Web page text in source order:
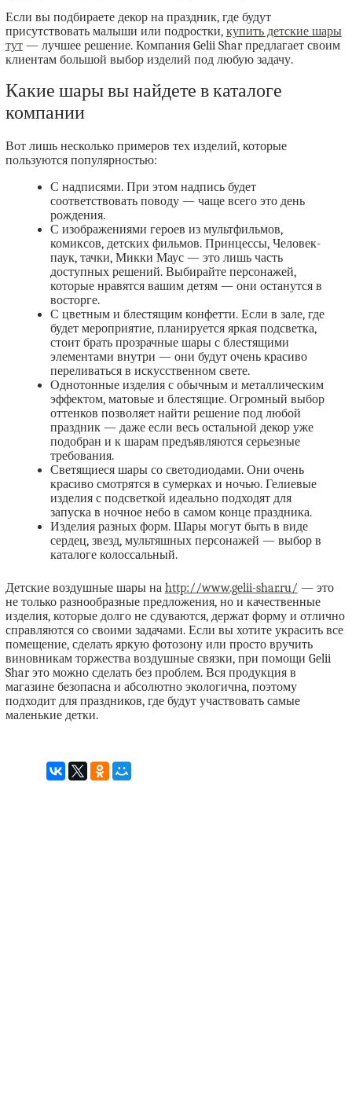
Если вы подбираете декор на праздник, где будут
присутствовать малыши или подростки, купить детские шары
тут— лучшее решение. Компания Gelii Shar предлагает своим
клиентам большой выбор изделий под любую задачу.
Какие шары вы найдете в каталоге
компании
Вот лишь несколько примеров тех изделий, которые
пользуются популярностью:
С надписями. При этом надпись будет
соответствовать поводу — чаще всего это день
рождения.
С изображениями героев из мультфильмов,
комиксов, детских фильмов. Принцессы, Человек-
паук, тачки, Микки Маус — это лишь часть
доступных решений. Выбирайте персонажей,
которые нравятся вашим детям — они останутся в
восторге.
С цветным и блестящим конфетти. Если в зале, где
будет мероприятие, планируется яркая подсветка,
стоит брать прозрачные шары с блестящими
элементами внутри — они будут очень красиво
переливаться в искусственном свете.
Однотонные изделия с обычным и металлическим
эффектом, матовые и блестящие. Огромный выбор
оттенков позволяет найти решение под любой
праздник — даже если весь остальной декор уже
подобран и к шарам предъявляются серьезные
требования.
Светящиеся шары со светодиодами. Они очень
красиво смотрятся в сумерках и ночью. Гелиевые
изделия с подсветкой идеально подходят для
запуска в ночное небо в самом конце праздника.
Изделия разных форм. Шары могут быть в виде
сердец, звезд, мультяшных персонажей — выбор в
каталоге колоссальный.
Детские воздушные шары на http://www.gelii-shar.ru/ — это
не только разнообразные предложения, но и качественные
изделия, которые долго не сдуваются, держат форму и отлично
справляются со своими задачами. Если вы хотите украсить все
помещение, сделать яркую фотозону или просто вручить
виновникам торжества воздушные связки, при помощи Gelii
Shar это можно сделать без проблем. Вся продукция в
магазине безопасна и абсолютно экологична, поэтому
подходит для праздников, где будут участвовать самые
маленькие детки.